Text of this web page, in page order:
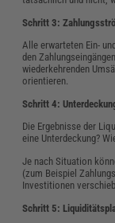
Schritt 3:
Alle erwarteten Ein-
den
wiederkehrenden
orientieren.
Schritt 4:
Die Ergebnisse der
eine Unterdeckung?
Je nach Situation
(zum Beispiel
Investitionen
Schritt 5: